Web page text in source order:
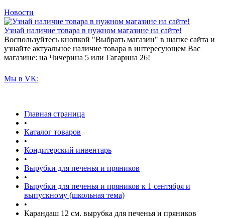
Новости
Узнай наличие товара в нужном магазине на сайте!
Воспользуйтесь кнопкой "Выбрать магазин" в шапке сайта и
узнайте актуальное наличие товара в интересующем Вас
магазине: на Чичерина 5 или Гагарина 26!
Мы в VK:
Главная страница
•
Каталог товаров
•
Кондитерский инвентарь
•
Вырубки для печенья и пряников
•
Вырубки для печенья и пряников к 1 сентября и
выпускному (школьная тема)
•
Карандаш 12 см. вырубка для печенья и пряников